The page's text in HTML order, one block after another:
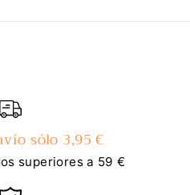
sólo 3,95 €
superiores a 59 €